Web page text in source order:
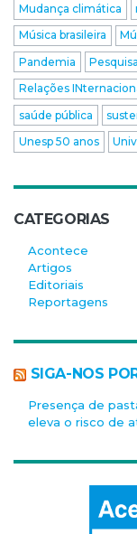
Mudança climática
Música brasileira
Pandemia
Pesquisa
Relações
saúde pública
Unesp 50 anos
CATEGORIAS
Acontece
Artigos
Editoriais
Reportagens
SIGA-NOS
Presença de
eleva o risco de